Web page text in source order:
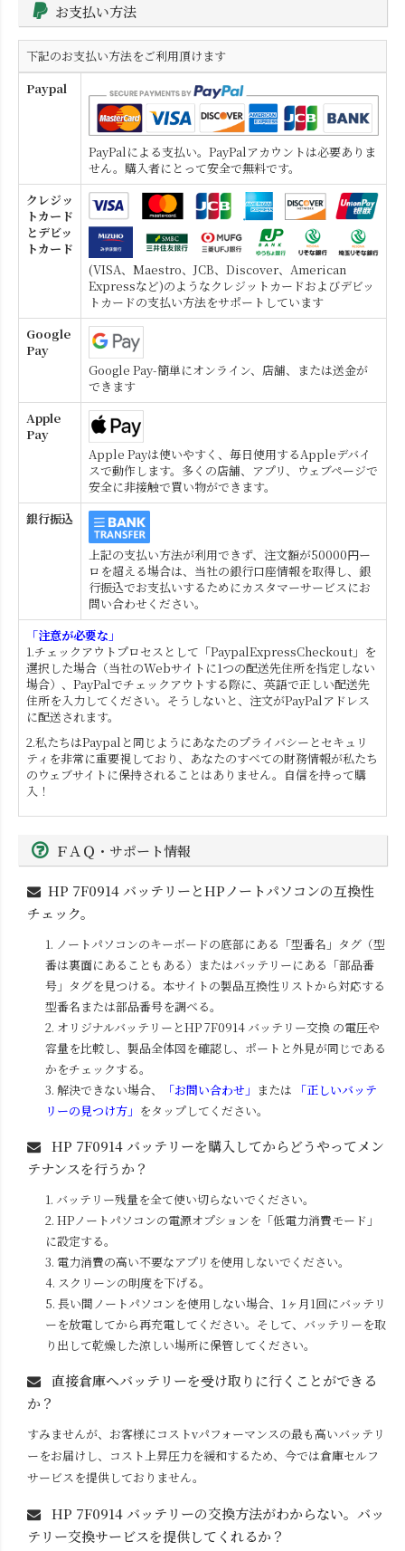
お支払い方法
下記のお支払い方法をご利用頂けます
Paypal
PayPalによる支払い。PayPalアカウントは必要ありま
せん。購入者にとって安全で無料です。
クレジッ
トカード
とデビッ
トカード
(VISA、Maestro、JCB、Discover、American
Expressなど)のようなクレジットカードおよびデビッ
トカードの支払い方法をサポートしています
Google
Pay
Google Pay-簡単にオンライン、店舗、または送金が
できます
Apple
Pay
Apple Payは使いやすく、毎日使用するAppleデバイ
スで動作します。多くの店舗、アプリ、ウェブページで
安全に非接触で買い物ができます。
銀行振込
上記の支払い方法が利用できず、注文額が50000円ー
ロを超える場合は、当社の銀行口座情報を取得し、銀
行振込でお支払いするためにカスタマーサービスにお
問い合わせください。
「注意が必要な」
1.チェックアウトプロセスとして「PaypalExpressCheckout」を
選択した場合（当社のWebサイトに1つの配送先住所を指定しない
場合）、PayPalでチェックアウトする際に、英語で正しい配送先
住所を入力してください。そうしないと、注文がPayPalアドレス
に配送されます。
2.私たちはPaypalと同じようにあなたのプライバシーとセキュリ
ティを非常に重要視しており、あなたのすべての財務情報が私たち
のウェブサイトに保持されることはありません。自信を持って購
入！
ＦＡＱ・サポート情報
HP 7F0914バッテリーとHPノートパソコンの互換性
チェック。
1. ノートパソコンのキーボードの底部にある「型番名」タグ（型
番は裏面にあることもある）またはバッテリーにある「部品番
号」タグを見つける。本サイトの製品互換性リストから対応する
型番名または部品番号を調べる。
2. オリジナルバッテリーとHP 7F0914 バッテリー交換 の電圧や
容量を比較し、製品全体図を確認し、ポートと外見が同じである
かをチェックする。
3. 解決できない場合、
「お問い合わせ」 または
「正しいバッテ
リーの見つけ方」 をタップしてください。
HP 7F0914バッテリーを購入してからどうやってメン
テナンスを行うか？
1. バッテリー残量を全て使い切らないでください。
2. HPノートパソコンの電源オプションを「低電力消費モード」
に設定する。
3. 電力消費の高い不要なアプリを使用しないでください。
4. スクリーンの明度を下げる。
5. 長い間ノートパソコンを使用しない場合、1ヶ月1回にバッテリ
ーを放電してから再充電してください。そして、バッテリーを取
り出して乾燥した涼しい場所に保管してください。
直接倉庫へバッテリーを受け取りに行くことができる
か？
すみませんが、お客様にコストvパフォーマンスの最も高いバッテリ
ーをお届けし、コスト上昇圧力を緩和するため、今では倉庫セルフ
サービスを提供しておりません。
HP 7F0914バッテリーの交換方法がわからない。バッ
テリー交換サービスを提供してくれるか？